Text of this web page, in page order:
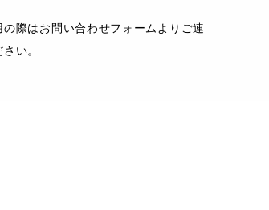
際はお問い合わせフォームよりご連
い。